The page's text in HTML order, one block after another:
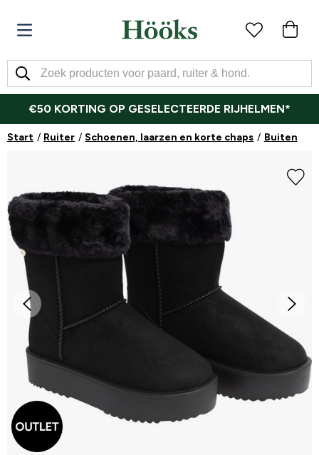
€50 KORTING OP GESELECTEERDE RIJHELMEN*
Start Ruiter Schoenen, laarzen en korte chaps Buiten